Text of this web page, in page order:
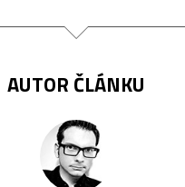
AUTOR ČLÁNKU